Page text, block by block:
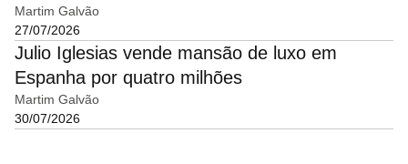
Martim Galvão
27/07/2026
Julio Iglesias vende mansão de luxo em
Espanha por quatro milhões
Martim Galvão
30/07/2026